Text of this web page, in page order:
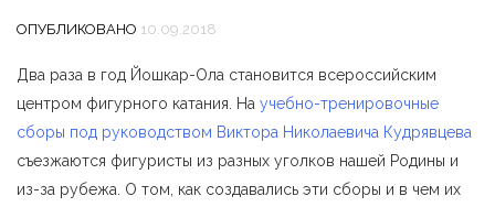
2019
г.»
ОПУБЛИКОВАНО 10.09.2018
Два раза в год Йошкар-Ола становится всероссийским
центром фигурного катания. На учебно-тренировочные
сборы под руководством Виктора Николаевича Кудрявцева
съезжаются фигуристы из разных уголков нашей Родины и
из-за рубежа. О том, как создавались эти сборы и в чем их